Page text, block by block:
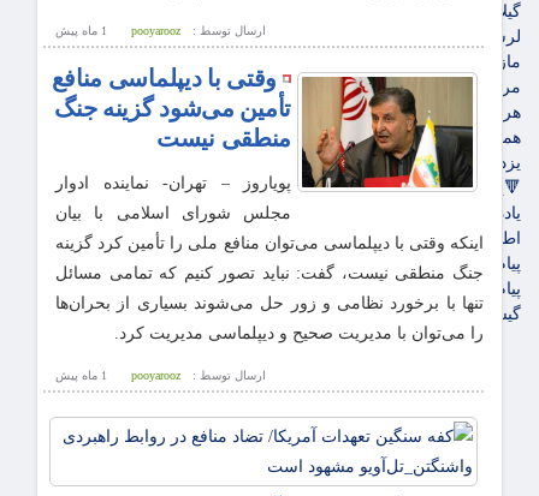
گیلان
لرستان
مازندران
مرکزی
هرمزگان
همدان
یزد
🔻پویاروز
یادداشت پویاروز
اطلاعیه
پیام تبریک پویاروز
پیام تسلیت پویاروز
گیشه روزنامه ها
1 ماه پيش ارسال توسط : pooyarooz
وقتی با دیپلماسی منافع
تأمین می‌شود گزینه‌ جنگ
منطقی نیست
پویاروز – تهران- نماینده ادوار
مجلس شورای اسلامی با بیان
اینکه وقتی با دیپلماسی می‌توان منافع ملی را تأمین کرد گزینه‌
جنگ منطقی نیست، گفت: نباید تصور کنیم که تمامی مسائل
تنها با برخورد نظامی و زور حل می‌شوند بسیاری از بحران‌ها
را می‌توان با مدیریت صحیح و دیپلماسی مدیریت کرد.
1 ماه پيش ارسال توسط : pooyarooz